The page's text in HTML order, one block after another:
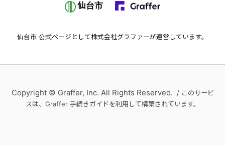
仙台市
仙台市 公式ページとして株式会社グラファーが運営しています。
Copyright © Graffer, Inc. All Rights Reserved. / このサービ
スは、Graffer 手続きガイドを利用して構築されています。